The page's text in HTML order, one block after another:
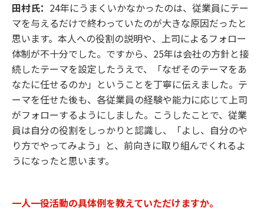
田村氏： 24年にうまくいかなかったのは、従業員にテー
マを与えるだけで終わっていたのが大きな原因だったと
思います。本人への役割の説明や、上司によるフォロー
体制が不十分でした。ですから、25年は会社の方針と接
続したテーマを設定したうえで、「なぜそのテーマをあ
なたに任せるのか」ということを丁寧に伝えました。テ
ーマを任せた後も、各従業員の経験や能力に応じて上司
がフォローするようにしました。こうしたことで、従業
員は自分の役割をしっかりと認識し、「よし、自分のや
り方でやってみよう」と、前向きに取り組んでくれるよ
うになったと思います。
一人一役活動の具体例を教えていただけますか。